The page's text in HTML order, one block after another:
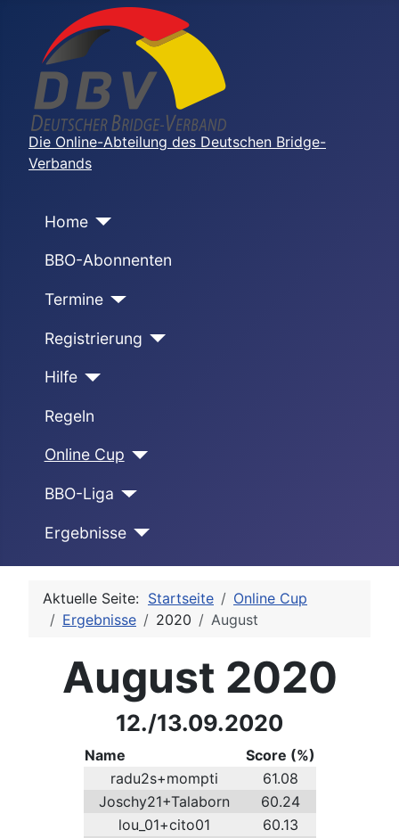
Die Online-Abteilung des Deutschen Bridge-
Verbands
Home
BBO-Abonnenten
Termine
Registrierung
Hilfe
Regeln
Online Cup
BBO-Liga
Ergebnisse
Aktuelle Seite: Startseite
Online Cup
Ergebnisse
2020 August
August 2020
12./13.09.2020
Name
Score (%)
radu2s+mompti
61.08
Joschy21+Talaborn
60.24
lou_01+cito01
60.13